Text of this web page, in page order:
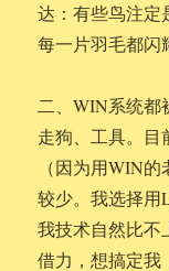
达：有些鸟注定
每一片羽毛都闪
二、WIN系统都
走狗、工具。目
（因为用WIN
较少。我选择用
我技术自然比不
借力，想搞定